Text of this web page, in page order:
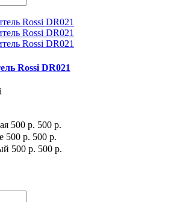
Rossi DR021
500 р.
500 р.
500 р.